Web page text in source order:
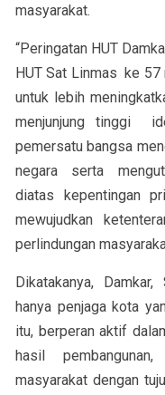
masyarakat.
“Peringatan HUT
HUT Sat Linmas ke 57
untuk lebih
menjunjung tinggi
pemersatu bangsa
negara serta
diatas kepentingan
mewujudkan
perlindungan
Dikatakanya,
hanya penjaga kota
itu, berperan aktif
hasil
masyarakat dengan